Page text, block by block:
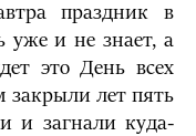
праздник в
уже и не знает, а
это День всех
закрыли лет пять
и загнали куда-